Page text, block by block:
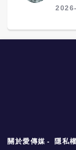
關於愛傳媒 隱私